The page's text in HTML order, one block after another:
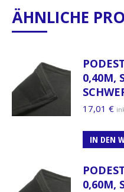
ÄHNLICHE
0,40M,
17,01 €
IN DEN
0,60M,